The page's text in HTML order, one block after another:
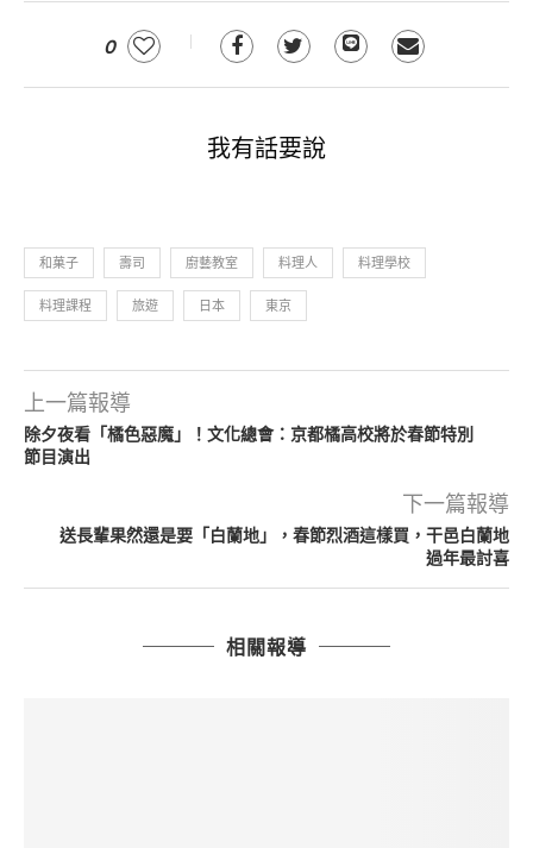
0
我有話要說
和菓子 壽司 廚藝教室 料理人 料理學校
料理課程 旅遊 日本 東京
上一篇報導
除夕夜看「橘色惡魔」！文化總會：京都橘高校將於春節特別
節目演出
下一篇報導
送長輩果然還是要「白蘭地」，春節烈酒這樣買，干邑白蘭地
過年最討喜
相關報導